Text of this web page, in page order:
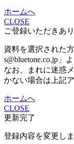
ホームへ
CLOSE
ご登録いただきあ
資料を選択された
s@bluetone.co.jp」
なお、まれに迷惑
かない場合は上記
ホームへ
CLOSE
更新完了
登録内容を変更しま